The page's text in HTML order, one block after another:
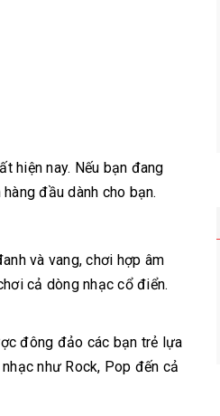
hiện nay. Nếu bạn đang
đầu dành cho bạn.
và vang, chơi hợp âm
cả dòng nhạc cổ điển.
đông đảo các bạn trẻ lựa
như Rock, Pop đến cả